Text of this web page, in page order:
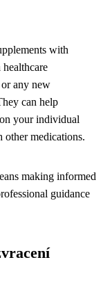
with
any new
can help
your individual
other medications.
making informed
guidance